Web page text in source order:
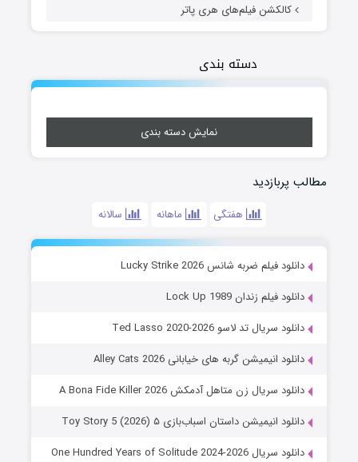
کالکشن فیلم‌های هری پاتر
دسته بندی
نمایش دسته بندی
مطالب پربازدید
هفتگی ماهانه سالانه
دانلود فیلم ضربه شانس Lucky Strike 2026
دانلود فیلم زندان Lock Up 1989
دانلود سریال تد لاسو Ted Lasso 2020-2026
دانلود انیمیشن گربه های خیابانی Alley Cats 2026
دانلود سریال زن متاهل آدمکش A Bona Fide Killer 2026
دانلود انیمیشن داستان اسباب‌بازی ۵ Toy Story 5 (2026)
دانلود سریال One Hundred Years of Solitude 2024-2026